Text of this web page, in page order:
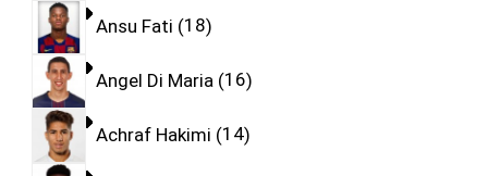
Ansu Fati 18
Angel Di Maria 16
Achraf Hakimi 14